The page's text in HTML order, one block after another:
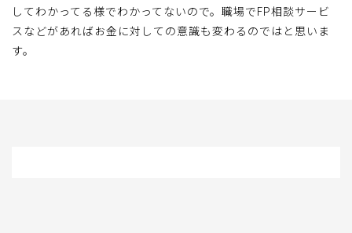
してわかってる様でわかってないので。職場でFP相談サービ
スなどがあればお金に対しての意識も変わるのではと思いま
す。